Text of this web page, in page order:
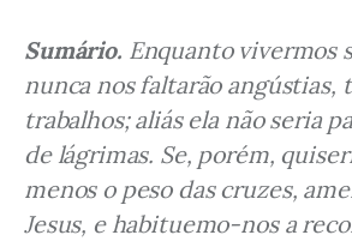
Sumário. Enquanto vivermos
nunca nos faltarão angústias,
trabalhos; aliás ela não seria
de lágrimas. Se, porém,
menos o peso das cruzes,
Jesus, e habituemo-nos a